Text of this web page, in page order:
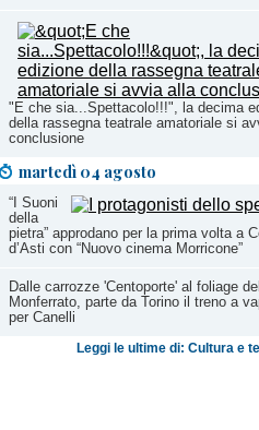
"E che sia...Spettacolo!!!", la decima
della rassegna teatrale amatoriale si
conclusione
martedì 04 agosto
“I Suoni
della
pietra” approdano per la prima volta a
d’Asti con “Nuovo cinema Morricone”
Dalle carrozze 'Centoporte' al foliage del
Monferrato, parte da Torino il treno a
per Canelli
Leggi le ultime di: Cultura e